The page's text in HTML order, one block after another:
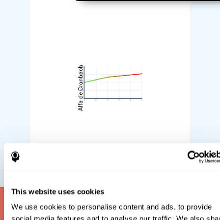
This website uses cookies
We use cookies to personalise content and ads, to provide
Alfa de Cronbach
¿Qué es una prueba de